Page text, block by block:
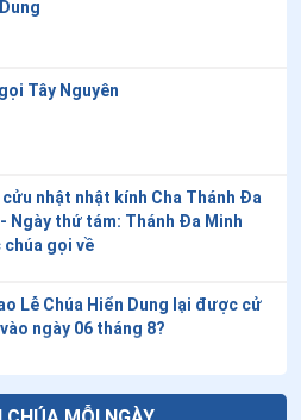
A-ri-an Pho-tê-qui
Biển Đức XI
Ca-ta-ri-na Gia-rich
Phê-rô Giắc-giô Phơ-rát-
Sơn Đỗ Yến
Toán
Đỗ Văn Chiểu
Tây Nguyên
cửu nhật nhật kính Cha Thánh Đa
- Ngày thứ tám: Thánh Đa Minh
gọi về
Lễ Chúa Hiển Dung lại được cử
vào ngày 06 tháng 8?
Khăn liệm thành Turin: Những